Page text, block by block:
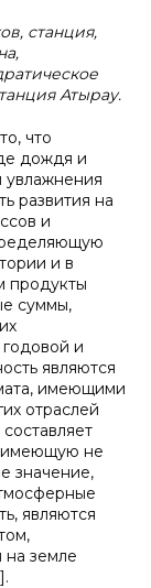
станция,
Атырау.
что
дождя и
увлажнения
развития на
и
и в
продукты
суммы,
и
являются
имеющими
отраслей
имеющую не
значение,
являются
земле